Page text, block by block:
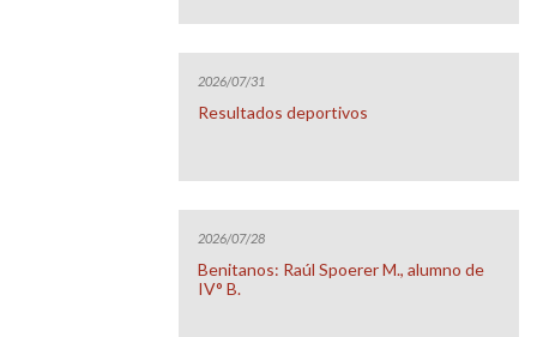
2026/07/31
Resultados deportivos
2026/07/28
Benitanos: Raúl Spoerer M., alumno de
IV° B.